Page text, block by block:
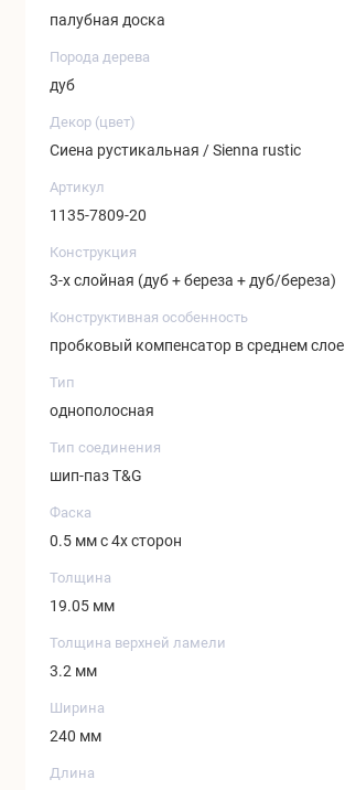
палубная доска
Порода дерева
дуб
Декор (цвет)
Сиена рустикальная / Sienna rustic
Артикул
1135-7809-20
Конструкция
3-х слойная (дуб + береза + дуб/береза)
Конструктивная особенность
пробковый компенсатор в среднем слое
Тип
однополосная
Тип соединения
шип-паз T&G
Фаска
0.5 мм с 4х сторон
Толщина
19.05 мм
Толщина верхней ламели
3.2 мм
Ширина
240 мм
Длина